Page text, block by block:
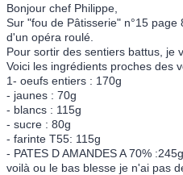
Bonjour chef Philippe,
Sur "fou de Pâtisserie" n°15
d'un opéra roulé.
Pour sortir des sentiers battus, je
Voici les ingrédients proches des
1- oeufs entiers : 170g
- jaunes : 70g
- blancs : 115g
- sucre : 80g
- farinte T55: 115g
- PATES D AMANDES A 70% :245g
voilà ou le bas blesse je n'ai pas